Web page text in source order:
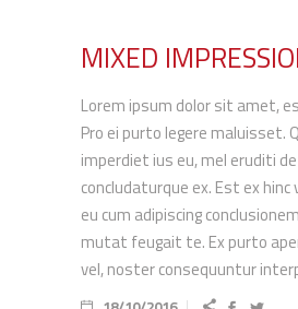
MIXED
Lorem ipsum dolor sit amet,
Pro ei purto legere maluisset.
imperdiet ius eu, mel eruditi
concludaturque ex. Est ex
eu cum adipiscing
mutat feugait te. Ex purto
vel, noster consequuntur